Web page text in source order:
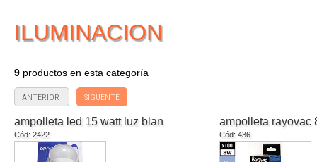
ILUMINACION
9 productos en esta categoría
ANTERIOR SIGUENTE
ampolleta led 15 watt luz blan
Cód: 2422
ampolleta rayovac
Cód: 436